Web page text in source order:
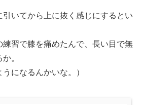
いてから上に抜く感じにするとい
練習で膝を痛めたんで、長い目で無
。
になるんかいな。）